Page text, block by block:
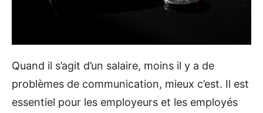
Quand il s’agit d’un salaire, moins il y a de
problèmes de communication, mieux c’est. Il est
essentiel pour les employeurs et les employés